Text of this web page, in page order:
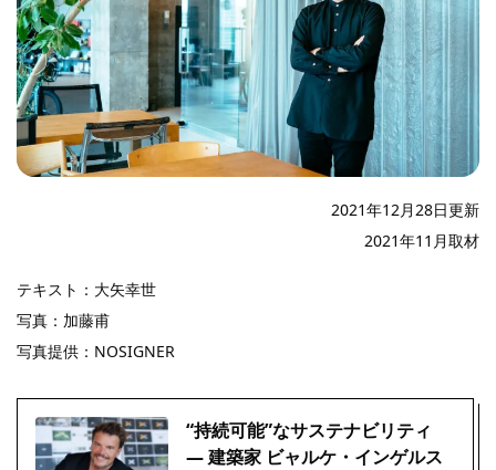
2021年12月28日更新
2021年11月取材
テキスト：大矢幸世
写真：加藤甫
写真提供：NOSIGNER
“持続可能”なサステナビリティ
― 建築家 ビャルケ・インゲルス